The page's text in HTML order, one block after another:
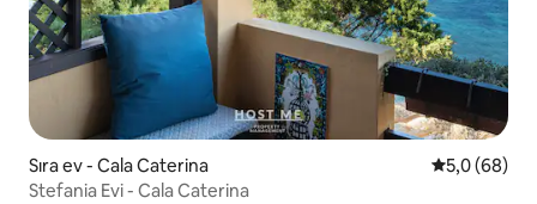
Sıra ev - Cala Caterina 5 üzerinden
5,0 (68)
Stefania Evi - Cala Caterina